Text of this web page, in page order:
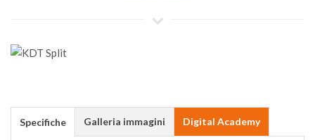
Specifiche Galleria immagini Digital Academy